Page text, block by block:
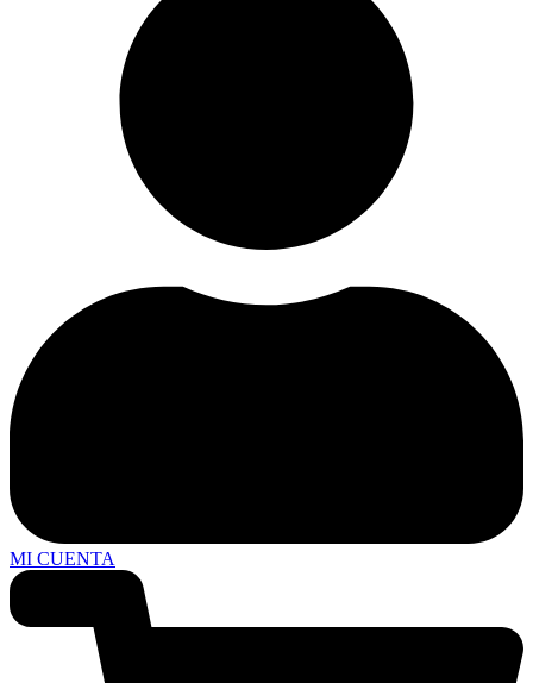
MI CUENTA